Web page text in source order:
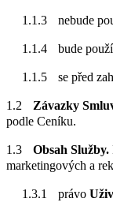
nebude
bude
se před
Závazky
podle Ceníku.
Obsah Služby.
marketingových a
právo